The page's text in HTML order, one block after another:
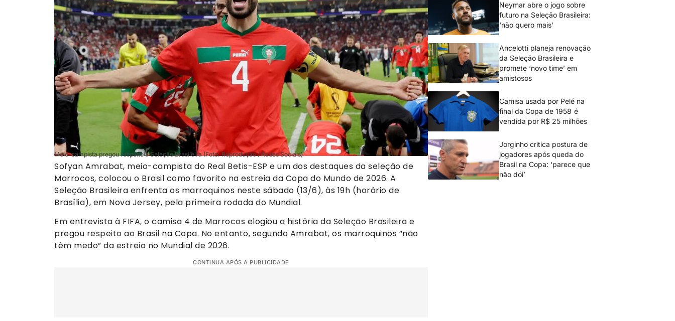
Meio-campista pregou respeito à Seleção Brasileira (Foto: Reprodução / Redes Sociais)
Sofyan Amrabat, meio-campista do Real Betis-ESP e um dos destaques da seleção de
Marrocos, colocou o Brasil como favorito na estreia da Copa do Mundo de 2026. A
Seleção Brasileira enfrenta os marroquinos neste sábado (13/6), às 19h (horário de
Brasília), em Nova Jersey, pela primeira rodada do Mundial.
Em entrevista à FIFA, o camisa 4 de Marrocos elogiou a história da Seleção Brasileira e
pregou respeito ao Brasil na Copa. No entanto, segundo Amrabat, os marroquinos “não
têm medo” da estreia no Mundial de 2026.
CONTINUA APÓS A PUBLICIDADE
Neymar abre o jogo sobre
futuro na Seleção Brasileira:
‘não quero mais’
Ancelotti planeja renovação
da Seleção Brasileira e
promete ‘novo time’ em
amistosos
Camisa usada por Pelé na
final da Copa de 1958 é
vendida por R$ 25 milhões
Jorginho critica postura de
jogadores após queda do
Brasil na Copa: ‘parece que
não dói’